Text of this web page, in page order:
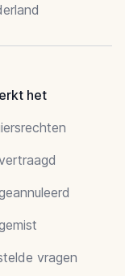
het
vragen